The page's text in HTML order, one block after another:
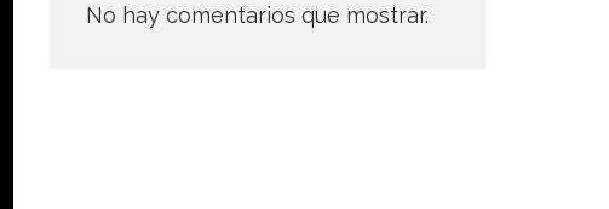
No hay comentarios que mostrar.